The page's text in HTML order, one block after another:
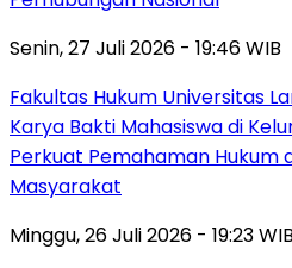
Senin, 27 Juli 2026 - 19:46 WIB
Fakultas Hukum Universitas
Karya Bakti Mahasiswa di
Perkuat Pemahaman Hukum
Masyarakat
Minggu, 26 Juli 2026 - 19:23 WIB